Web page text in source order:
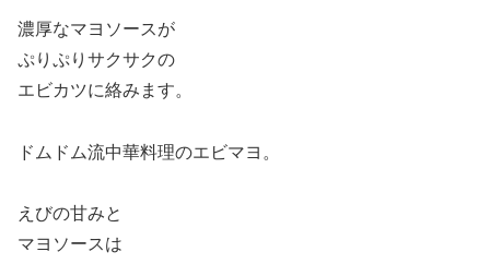
濃厚なマヨソースが
ぷりぷりサクサクの
エビカツに絡みます。
ドムドム流中華料理のエビマヨ。
えびの甘みと
マヨソースは